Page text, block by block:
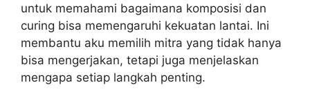
untuk memahami bagaimana komposisi dan
curing bisa memengaruhi kekuatan lantai. Ini
membantu aku memilih mitra yang tidak hanya
bisa mengerjakan, tetapi juga menjelaskan
mengapa setiap langkah penting.